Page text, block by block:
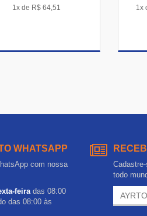
1x de R$ 64,51 1x
WHATSAPP
com nossa
feiradas 08:00
das 08:00 às
todo